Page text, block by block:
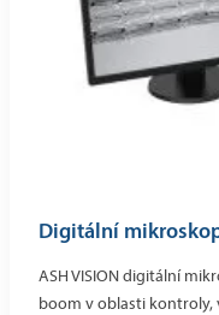
Digitální
ASH VISION digitální
boom v oblasti kontroly,